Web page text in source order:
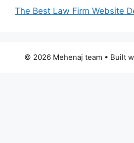
The Best Law Firm Website
© 2026 Mehenaj team • Built